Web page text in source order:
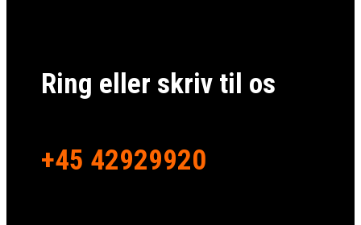
Ring eller skriv til os
+45 42929920